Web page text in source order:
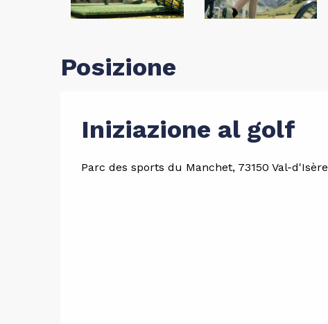
Posizione
Iniziazione al golf
Parc des sports du Manchet, 73150 Val-d'Isère